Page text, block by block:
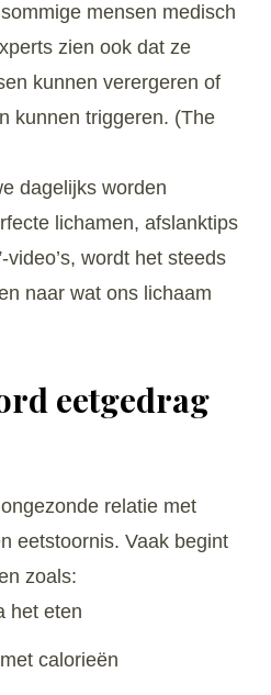
mensen medisch
zien ook dat ze
kunnen verergeren of
kunnen triggeren. (The
dagelijks worden
lichamen, afslanktips
video’s, wordt het steeds
naar wat ons lichaam
eetgedrag
relatie met
eetstoornis. Vaak begint
zoals:
het eten
calorieën